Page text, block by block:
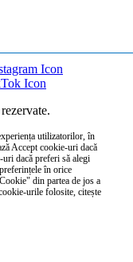
utilizatorilor, în
Accept cookie-uri dacă
uri dacă preferi să alegi
în orice
din partea de jos a
urile folosite, citește